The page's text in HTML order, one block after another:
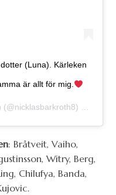
(Luna). Kärleken
är allt för mig.
(@nicklasbarkroth8) on
: Bråtveit, Vaiho,
Witry, Berg,
Chilufya, Banda,